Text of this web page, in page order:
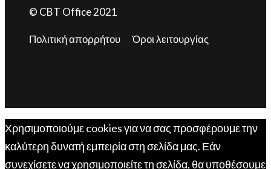
© CBT Office 2021
Πολιτική απορρήτου Όροι λειτουργίας
Χρησιμοποιούμε cookies για να σας προσφέρουμε την
καλύτερη δυνατή εμπειρία στη σελίδα μας. Εάν
συνεχίσετε να χρησιμοποιείτε τη σελίδα, θα υποθέσουμε